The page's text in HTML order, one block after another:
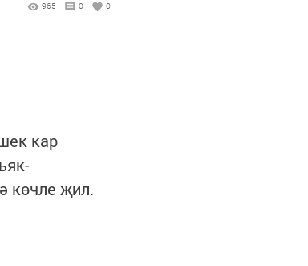
965 0 0
кар
көчле җил.